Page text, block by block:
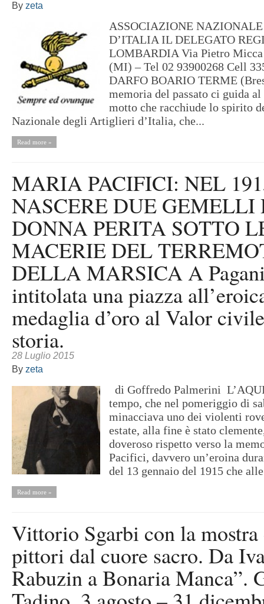
By zeta
ASSOCIAZIONE
D’ITALIA IL DELEGATO
LOMBARDIA Via Pietro Micca
(MI) – Tel 02 93900268 Cell
DARFO BOARIO TERME
memoria del passato ci guida
motto che racchiude lo spirito
Nazionale degli Artiglieri d’Italia, che...
Read more »
MARIA PACIFICI: NEL
NASCERE DUE GEMELLI
DONNA PERITA SOTTO
MACERIE DEL
DELLA MARSICA A
intitolata una piazza
medaglia d’oro al Valor
storia.
28 Luglio 2015
By zeta
di Goffredo Palmerini
tempo, che nel pomeriggio di
minacciava uno dei violenti
estate, alla fine è stato
doveroso rispetto verso la
Pacifici, davvero un’eroina
del 13 gennaio del 1915 che
Read more »
Vittorio Sgarbi con la mostra
pittori dal cuore sacro. Da
Rabuzin a Bonaria Manca”.